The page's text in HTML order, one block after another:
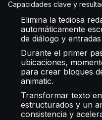
Capacidades clave y
Elimina la tediosa
automáticamente
de diálogo y
Durante el primer
ubicaciones,
para crear bloques
animatic.
Transformar texto
estructurados y un
consistencia y